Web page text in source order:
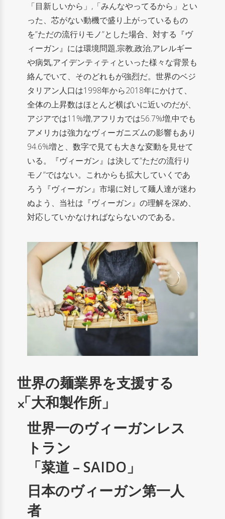
「目新しいから」,「みんなやってるから」とい
った、芯がない動機で盛り上がっているもの
を”ただの流行りモノ”とした場合、対する『ヴ
ィーガン』には環境問題,宗教,政治,アレルギー
や病気,アイデンティティといった様々な背景も
絡んでいて、そのどれもが強烈だ。世界のベジ
タリアン人口は1998年から2018年にかけて、
全体の上昇数はほとんど横ばいに近いのだが、
アジアでは11%増,アフリカでは56.7%増,中でも
アメリカは強力なヴィーガニズムの影響もあり
94.6%増と、 数字で見ても大きな変動を見せて
いる。『ヴィーガン』は決して”ただの流行り
モノ”ではない。これからも拡大していくであ
ろう『ヴィーガン』市場に対して麺人達が迷わ
ぬよう、当社は『ヴィーガン』の理解を深め、
対応していかなければならないのである。
世界の麺業界を支援する
「大和製作所」
×
世界一のヴィーガンレス
トラン
「菜道 – SAIDO」
日本のヴィーガン第一人
者